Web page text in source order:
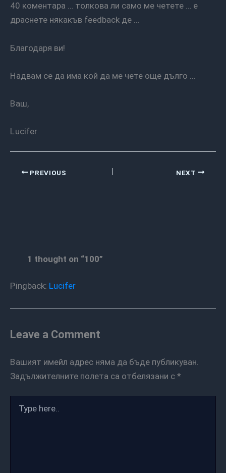
40 коментара … толкова ли само ме четете … е
драснете някакъв feedback де …
Благодаря ви!
Надвам се да има кой да ме чете още дълго …
Ваш,
Lucifer
PREVIOUS NEXT
1 thought on “100”
Pingback: Lucifer
Leave a Comment
Вашият имейл адрес няма да бъде публикуван.
Задължителните полета са отбелязани с *
here..